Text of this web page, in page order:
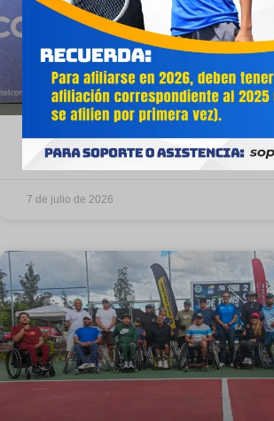
El tenis en silla de ruedas
los Parasuramericanos
7 de julio de 2026